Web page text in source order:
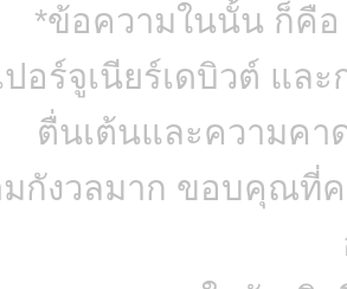
*ข้อความในนั้น ก็คือ
ปอร์จูเนียร์เดบิวต์ แล
ตื่นเต้นและความคา
กังวลมาก ขอบคุณที่